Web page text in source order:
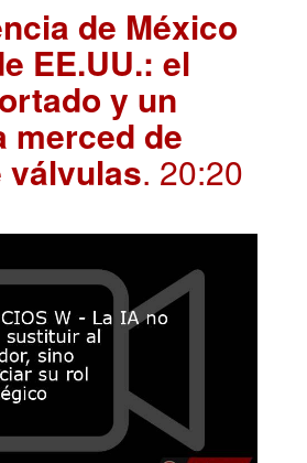
de México
EE.UU.: el
y un
merced de
válvulas. 20:20